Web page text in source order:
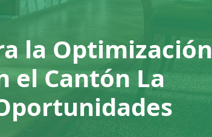
la Optimización
el Cantón La